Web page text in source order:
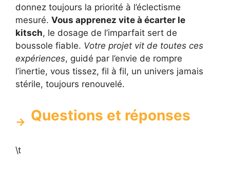
donnez toujours la priorité à l’éclectisme
mesuré. Vous apprenez vite à écarter le
kitsch, le dosage de l’imparfait sert de
boussole fiable. Votre projet vit de toutes ces
expériences, guidé par l’envie de rompre
l’inertie, vous tissez, fil à fil, un univers jamais
stérile, toujours renouvelé.
Questions et réponses
\t